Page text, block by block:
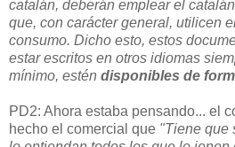
catalán, deberán emplear el
que, con carácter general, utilicen
consumo. Dicho esto, estos
estar escritos en otros idiomas
mínimo, estén disponibles de
PD2: Ahora estaba pensando... el
hecho el comercial que "Tiene que